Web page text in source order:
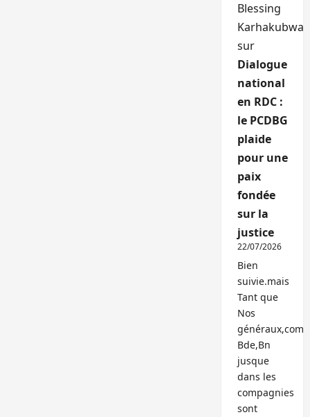
Blessing
Karhakubwa
sur
Dialogue
national
en RDC :
le PCDBG
plaide
pour une
paix
fondée
sur la
justice
22/07/2026
Bien
suivie.mais
Tant que
Nos
généraux,com
Bde,Bn
jusque
dans les
compagnies
sont